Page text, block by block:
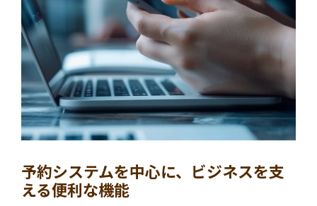
予約システムを中心に、ビジネスを支
える便利な機能